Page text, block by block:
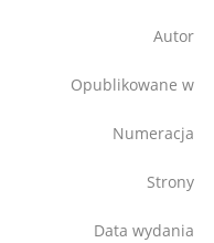
Autor
Opublikowane w
Numeracja
Strony
Data wydania